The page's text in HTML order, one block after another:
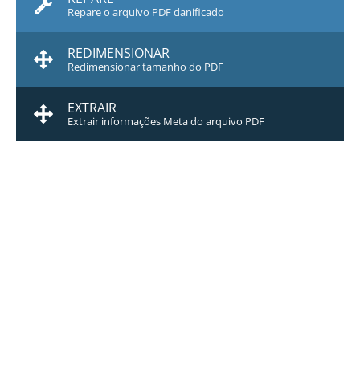
Repare o arquivo PDF danificado
REDIMENSIONAR
Redimensionar tamanho do PDF
EXTRAIR
Extrair informações Meta do arquivo PDF